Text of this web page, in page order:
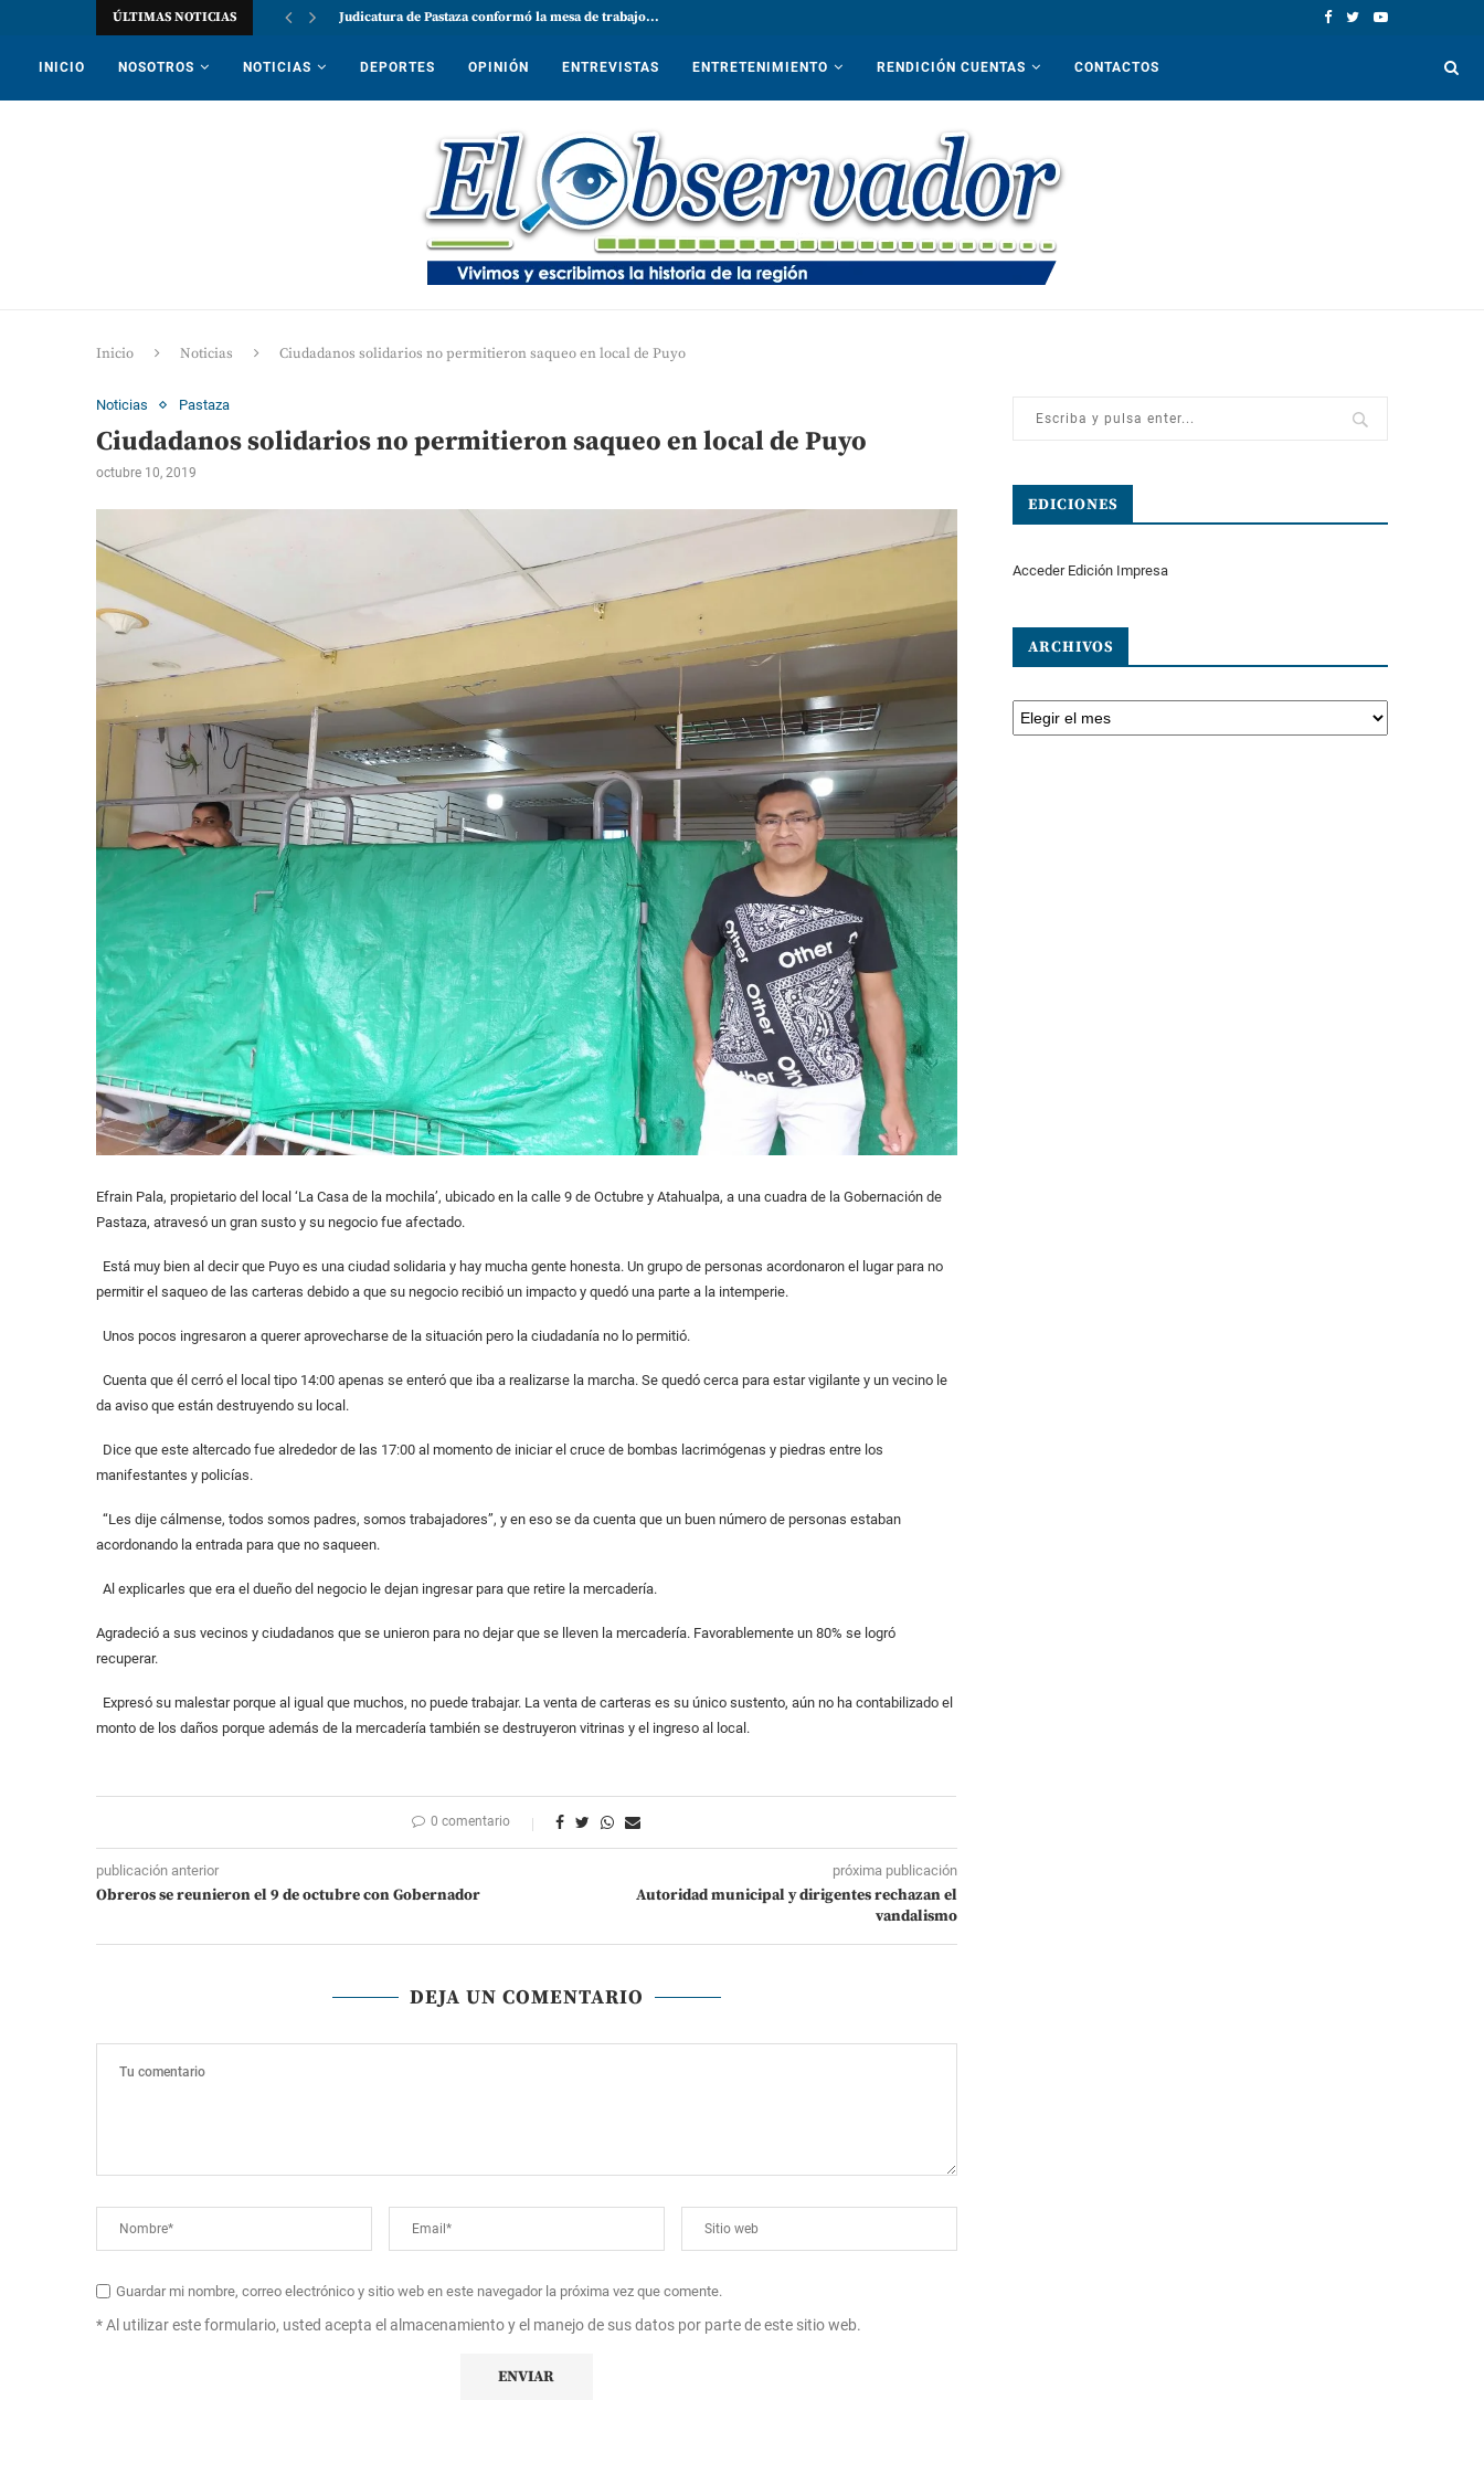
ÚLTIMAS NOTICIAS Judicatura de Pastaza conformó la mesa de trabajo...
INICIO NOSOTROS NOTICIAS DEPORTES OPINIÓN ENTREVISTAS ENTRETENIMIENTO RENDICIÓN CUENTAS CONTACTOS
Inicio Noticias Ciudadanos solidarios no permitieron saqueo en local de Puyo
Noticias Pastaza
Ciudadanos solidarios no permitieron saqueo en local de Puyo
octubre 10, 2019
Efrain Pala, propietario del local ‘La Casa de la mochila’, ubicado en la calle 9 de Octubre y Atahualpa, a una cuadra de la Gobernación de
Pastaza, atravesó un gran susto y su negocio fue afectado.
Está muy bien al decir que Puyo es una ciudad solidaria y hay mucha gente honesta. Un grupo de personas acordonaron el lugar para no
permitir el saqueo de las carteras debido a que su negocio recibió un impacto y quedó una parte a la intemperie.
Unos pocos ingresaron a querer aprovecharse de la situación pero la ciudadanía no lo permitió.
Cuenta que él cerró el local tipo 14:00 apenas se enteró que iba a realizarse la marcha. Se quedó cerca para estar vigilante y un vecino le
da aviso que están destruyendo su local.
Dice que este altercado fue alrededor de las 17:00 al momento de iniciar el cruce de bombas lacrimógenas y piedras entre los
manifestantes y policías.
“Les dije cálmense, todos somos padres, somos trabajadores”, y en eso se da cuenta que un buen número de personas estaban
acordonando la entrada para que no saqueen.
Al explicarles que era el dueño del negocio le dejan ingresar para que retire la mercadería.
Agradeció a sus vecinos y ciudadanos que se unieron para no dejar que se lleven la mercadería. Favorablemente un 80% se logró
recuperar.
Expresó su malestar porque al igual que muchos, no puede trabajar. La venta de carteras es su único sustento, aún no ha contabilizado el
monto de los daños porque además de la mercadería también se destruyeron vitrinas y el ingreso al local.
0 comentario
publicación anterior
Obreros se reunieron el 9 de octubre con Gobernador
próxima publicación
Autoridad municipal y dirigentes rechazan el
vandalismo
DEJA UN COMENTARIO
Guardar mi nombre, correo electrónico y sitio web en este navegador la próxima vez que comente.
* Al utilizar este formulario, usted acepta el almacenamiento y el manejo de sus datos por parte de este sitio web.
EDICIONES
Acceder Edición Impresa
ARCHIVOS